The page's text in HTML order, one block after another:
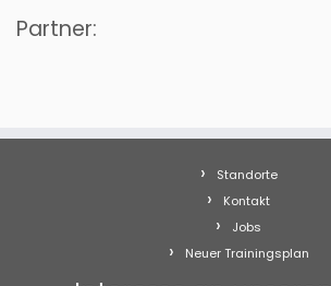
Partner:
Standorte
Kontakt
Jobs
Neuer Trainingsplan